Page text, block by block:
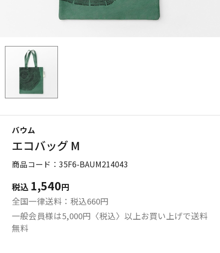
バウム
エコバッグ M
商品コード：35F6-BAUM214043
税込 1,540円
全国一律送料：税込660円
一般会員様は5,000円〈税込〉以上お買い上げで送料
無料